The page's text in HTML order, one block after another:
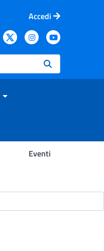
Accedi
Eventi